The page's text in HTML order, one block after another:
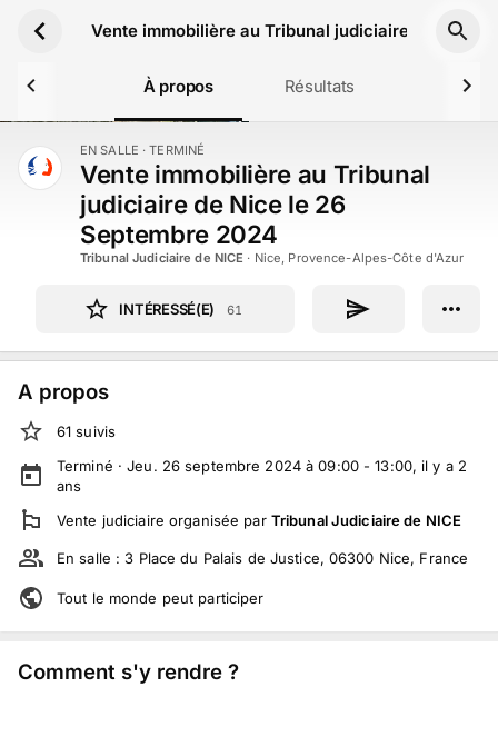
Vente immobilière au Tribunal judiciaire de Nice
À propos Résultats
TERMINÉ EN SALLE · TERMINÉ
Vente immobilière au Tribunal
judiciaire de Nice le 26
Septembre 2024
Tribunal Judiciaire de NICE · Nice, Provence-Alpes-Côte d'Azur
INTÉRESSÉ(E) 61
A propos
61 suivis
Terminé ·Jeu. 26 septembre 2024 à 09:00 - 13:00, il y a 2
ans
Vente judiciaire organisée par Tribunal Judiciaire de NICE
En salle : 3 Place du Palais de Justice, 06300 Nice, France
Tout le monde peut participer
Comment s'y rendre ?